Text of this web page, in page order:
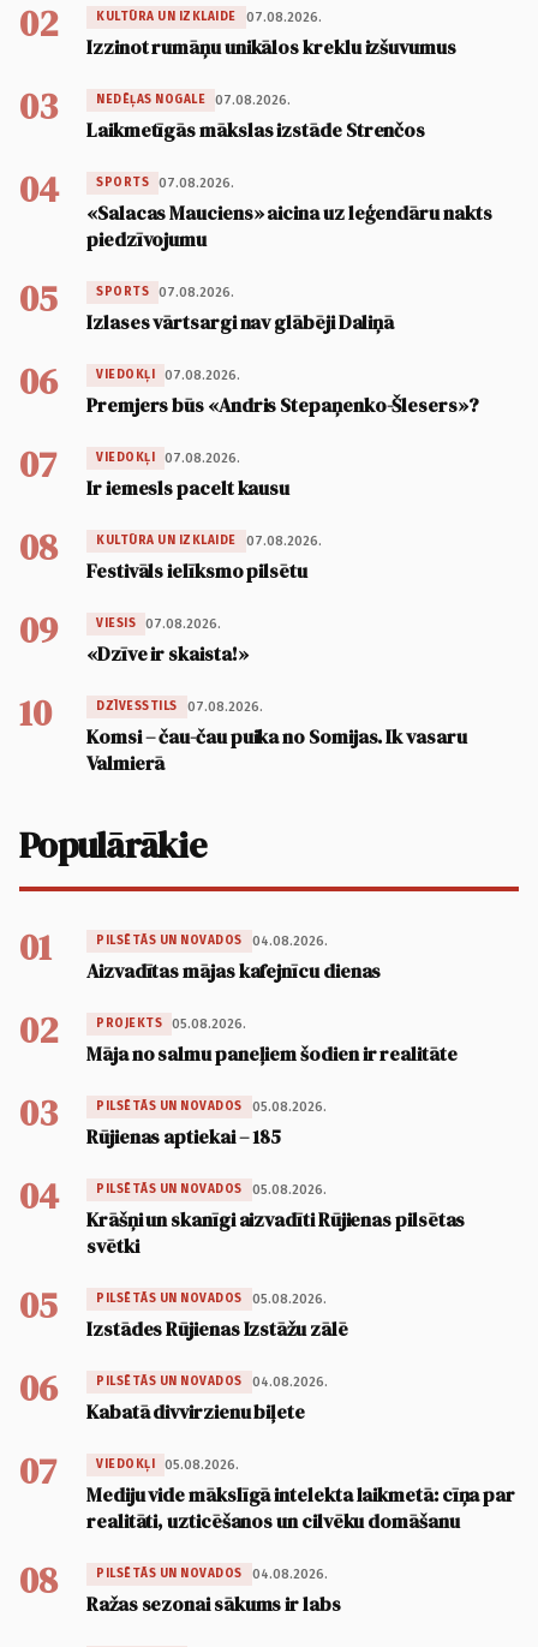
02 KULTŪRA UN IZKLAIDE 07.08.2026.
Izzinot rumāņu unikālos kreklu izšuvumus
03 NEDĒĻAS NOGALE 07.08.2026.
Laikmetīgās mākslas izstāde Strenčos
04 SPORTS 07.08.2026.
«Salacas Mauciens» aicina uz leģendāru nakts
piedzīvojumu
05 SPORTS 07.08.2026.
Izlases vārtsargi nav glābēji Daliņā
06 VIEDOKĻI 07.08.2026.
Premjers būs «Andris Stepaņenko-Šlesers»?
07 VIEDOKĻI 07.08.2026.
Ir iemesls pacelt kausu
08 KULTŪRA UN IZKLAIDE 07.08.2026.
Festivāls ielīksmo pilsētu
09 VIESIS 07.08.2026.
«Dzīve ir skaista!»
10 DZĪVESSTILS 07.08.2026.
Komsi – čau-čau puika no Somijas. Ik vasaru
Valmierā
Populārākie
01 PILSĒTĀS UN NOVADOS 04.08.2026.
Aizvadītas mājas kafejnīcu dienas
02 PROJEKTS 05.08.2026.
Māja no salmu paneļiem šodien ir realitāte
03 PILSĒTĀS UN NOVADOS 05.08.2026.
Rūjienas aptiekai – 185
04 PILSĒTĀS UN NOVADOS 05.08.2026.
Krāšņi un skanīgi aizvadīti Rūjienas pilsētas
svētki
05 PILSĒTĀS UN NOVADOS 05.08.2026.
Izstādes Rūjienas Izstāžu zālē
06 PILSĒTĀS UN NOVADOS 04.08.2026.
Kabatā divvirzienu biļete
07 VIEDOKĻI 05.08.2026.
Mediju vide mākslīgā intelekta laikmetā: cīņa par
realitāti, uzticēšanos un cilvēku domāšanu
08 PILSĒTĀS UN NOVADOS 04.08.2026.
Ražas sezonai sākums ir labs